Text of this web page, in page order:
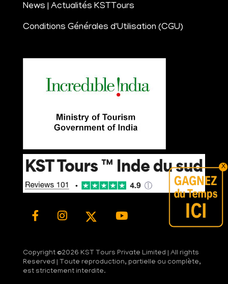
X
News | Actualités KSTTours
Conditions Générales d'Utilisation (CGU)
Copyright ©2026 KST Tours Private Limited | All rights
Reserved | Toute reproduction, partielle ou complète,
est strictement interdite.